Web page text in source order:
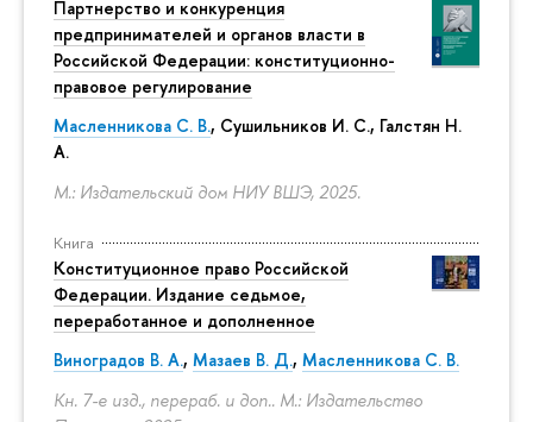
Партнерство и конкуренция
предпринимателей и органов власти в
Российской Федерации: конституционно-
правовое регулирование
Масленникова С. В., Сушильников И. С., Галстян Н.
А.
М.: Издательский дом НИУ ВШЭ, 2025.
Книга
Конституционное право Российской
Федерации. Издание седьмое,
переработанное и дополненное
Виноградов В. А., Мазаев В. Д., Масленникова С. В.
Кн. 7-е изд., перераб. и доп.. М.: Издательство